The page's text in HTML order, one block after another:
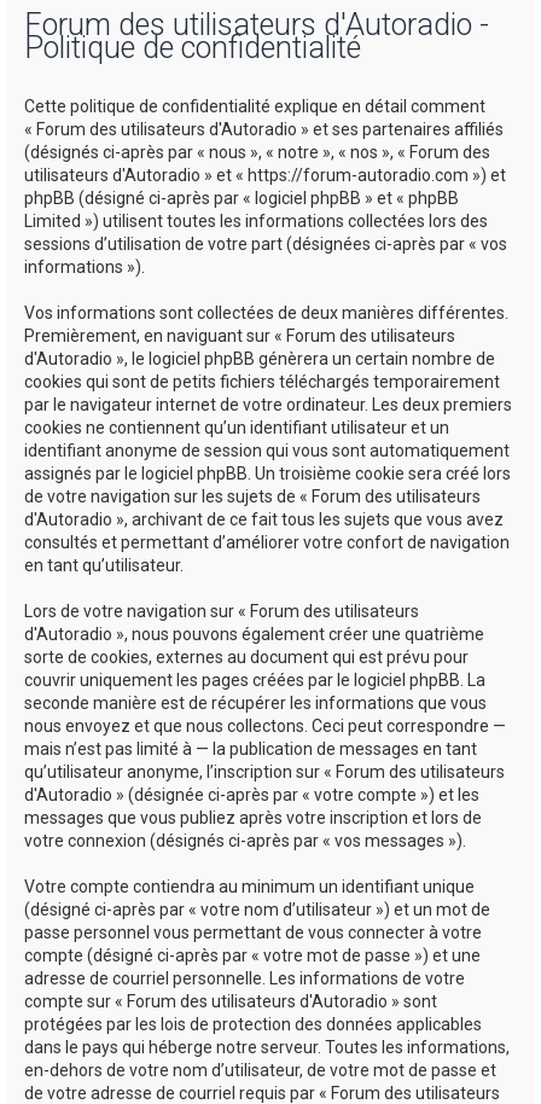
Forum des utilisateurs d'Autoradio -
Politique de confidentialité
Cette politique de confidentialité explique en détail comment
« Forum des utilisateurs d'Autoradio » et ses partenaires affiliés
(désignés ci-après par « nous », « notre », « nos », « Forum des
utilisateurs d'Autoradio » et « https://forum-autoradio.com ») et
phpBB (désigné ci-après par « logiciel phpBB » et « phpBB
Limited ») utilisent toutes les informations collectées lors des
sessions d’utilisation de votre part (désignées ci-après par « vos
informations »).
Vos informations sont collectées de deux manières différentes.
Premièrement, en naviguant sur « Forum des utilisateurs
d'Autoradio », le logiciel phpBB génèrera un certain nombre de
cookies qui sont de petits fichiers téléchargés temporairement
par le navigateur internet de votre ordinateur. Les deux premiers
cookies ne contiennent qu’un identifiant utilisateur et un
identifiant anonyme de session qui vous sont automatiquement
assignés par le logiciel phpBB. Un troisième cookie sera créé lors
de votre navigation sur les sujets de « Forum des utilisateurs
d'Autoradio », archivant de ce fait tous les sujets que vous avez
consultés et permettant d’améliorer votre confort de navigation
en tant qu’utilisateur.
Lors de votre navigation sur « Forum des utilisateurs
d'Autoradio », nous pouvons également créer une quatrième
sorte de cookies, externes au document qui est prévu pour
couvrir uniquement les pages créées par le logiciel phpBB. La
seconde manière est de récupérer les informations que vous
nous envoyez et que nous collectons. Ceci peut correspondre —
mais n’est pas limité à — la publication de messages en tant
qu’utilisateur anonyme, l’inscription sur « Forum des utilisateurs
d'Autoradio » (désignée ci-après par « votre compte ») et les
messages que vous publiez après votre inscription et lors de
votre connexion (désignés ci-après par « vos messages »).
Votre compte contiendra au minimum un identifiant unique
(désigné ci-après par « votre nom d’utilisateur ») et un mot de
passe personnel vous permettant de vous connecter à votre
compte (désigné ci-après par « votre mot de passe ») et une
adresse de courriel personnelle. Les informations de votre
compte sur « Forum des utilisateurs d'Autoradio » sont
protégées par les lois de protection des données applicables
dans le pays qui héberge notre serveur. Toutes les informations,
en-dehors de votre nom d’utilisateur, de votre mot de passe et
de votre adresse de courriel requis par « Forum des utilisateurs